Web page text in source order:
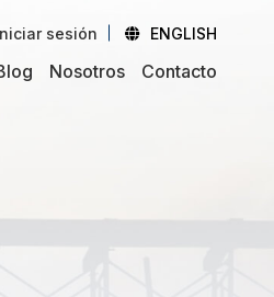
sesión ENGLISH
Nosotros Contacto